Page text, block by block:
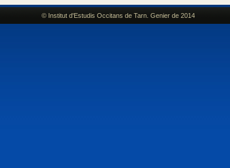
© Institut d'Estudis Occitans de Tarn. Genier de 2014